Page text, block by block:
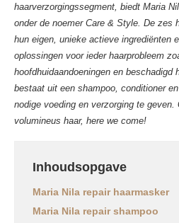
haarverzorgingssegment, biedt Maria
onder de noemer Care & Style. De zes
hun eigen, unieke actieve ingrediënten
oplossingen voor ieder haarprobleem
hoofdhuidaandoeningen en beschadigd
bestaat uit een shampoo, conditioner
nodige voeding en verzorging te geven.
volumineus haar, here we come!
Inhoudsopgave
Maria Nila repair haarmasker
Maria Nila repair shampoo